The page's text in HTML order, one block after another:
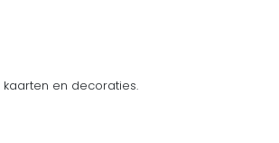
en decoraties.